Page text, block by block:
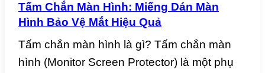
Tấm Chắn Màn Hình: Miếng Dán Màn
Hình Bảo Vệ Mắt Hiệu Quả
Tấm chắn màn hình là gì? Tấm chắn màn
hình (Monitor Screen Protector) là một phụ